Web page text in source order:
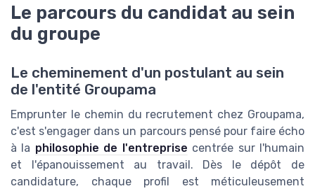
Le parcours du candidat au sein
du groupe
Le cheminement d'un postulant au sein
de l'entité Groupama
Emprunter le chemin du recrutement chez Groupama,
c'est s'engager dans un parcours pensé pour faire écho
à la philosophie de l'entreprise centrée sur l'humain
et l'épanouissement au travail. Dès le dépôt de
candidature, chaque profil est méticuleusement